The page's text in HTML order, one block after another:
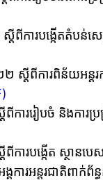
តីពីការបង្កើតតំបន់
ស្តីពីការពិន័យអន្ត
ការរៀបចំ និងការប្
ារបង្កើត ស្ថានបេ
ការអន្តរជាតិពាក់ព័